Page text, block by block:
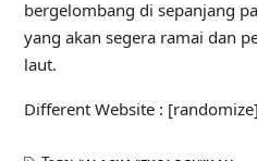
bergelombang di sepanjang
yang akan segera ramai dan
laut.
Different Website : [randomize]